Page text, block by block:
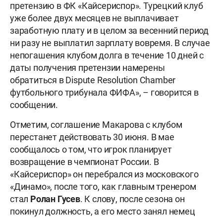
претензию в ФК «Кайсериспор». Турецкий клуб
уже более двух месяцев не выплачивает
заработную плату и в целом за весенний период
ни разу не выплатил зарплату вовремя. В случае
непогашения клубом долга в течение 10 дней с
даты получения претензии намерены
обратиться в Dispute Resolution Chamber
футбольного трибунала ФИФА», – говорится в
сообщении.
Отметим, соглашение Макарова с клубом
перестанет действовать 30 июня. В мае
сообщалось о том, что игрок планирует
возвращение в чемпионат России. В
«Кайсериспор» он перебрался из московского
«Динамо», после того, как главным тренером
стал Ролан Гусев. К слову, после сезона он
покинул должность, а его место занял немец